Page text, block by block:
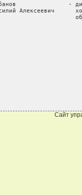
-
Алексеевич
Сайт